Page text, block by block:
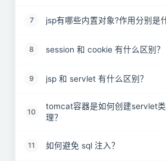
7 jsp有哪些内置对象?作用分别是
8 session 和 cookie 有什么区别？
9 jsp 和 servlet 有什么区别？
10
tomcat容器是如何创建servlet
理？
11 如何避免 sql 注入？